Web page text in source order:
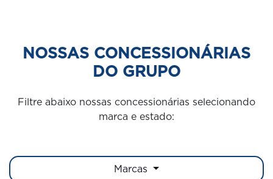
NOSSAS CONCESSIONÁRIAS
DO GRUPO
Filtre abaixo nossas concessionárias selecionando
marca e estado:
Marcas